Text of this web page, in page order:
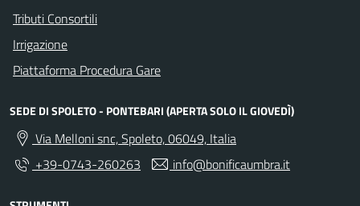
Tributi Consortili
Irrigazione
Piattaforma Procedura Gare
SEDE DI SPOLETO - PONTEBARI (APERTA SOLO IL GIOVEDÌ)
Via Melloni snc, Spoleto, 06049, Italia
+39-0743-260263
info@bonificaumbra.it